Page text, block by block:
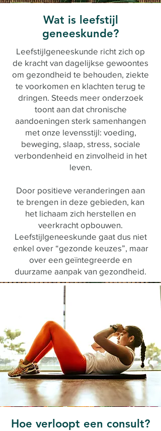
Wat is leefstijl
geneeskunde?
Leefstijlgeneeskunde richt zich op
de kracht van dagelijkse gewoontes
om gezondheid te behouden, ziekte
te voorkomen en klachten terug te
dringen. Steeds meer onderzoek
toont aan dat chronische
aandoeningen sterk samenhangen
met onze levensstijl: voeding,
beweging, slaap, stress, sociale
verbondenheid en zinvolheid in het
leven.
Door positieve veranderingen aan
te brengen in deze gebieden, kan
het lichaam zich herstellen en
veerkracht opbouwen.
Leefstijlgeneeskunde gaat dus niet
enkel over “gezonde keuzes”, maar
over een geïntegreerde en
duurzame aanpak van gezondheid.
Hoe verloopt een consult?